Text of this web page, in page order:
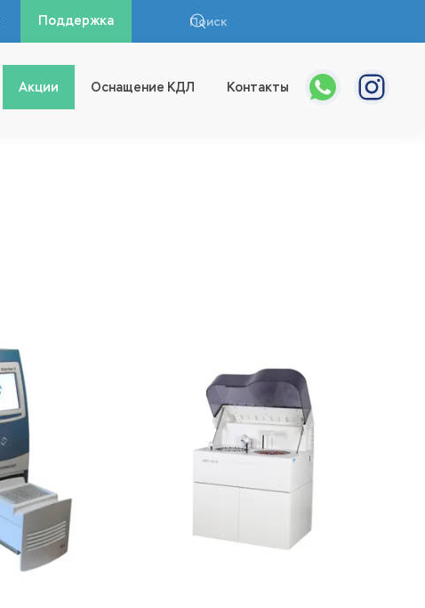
Поддержка
Акции Оснащение КДЛ Контакты